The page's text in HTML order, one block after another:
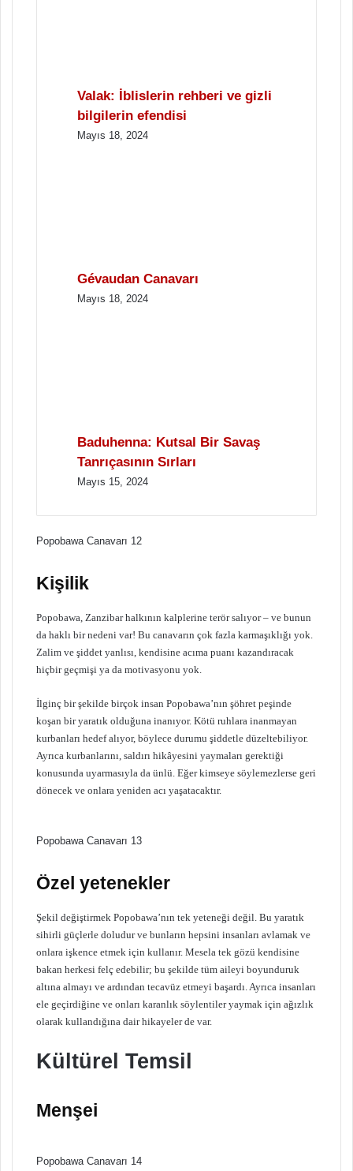
Valak: İblislerin rehberi ve gizli
bilgilerin efendisi
Mayıs 18, 2024
Gévaudan Canavarı
Mayıs 18, 2024
Baduhenna: Kutsal Bir Savaş
Tanrıçasının Sırları
Mayıs 15, 2024
Popobawa Canavarı 12
Kişilik
Popobawa, Zanzibar halkının kalplerine terör salıyor – ve bunun
da haklı bir nedeni var! Bu canavarın çok fazla karmaşıklığı yok.
Zalim ve şiddet yanlısı, kendisine acıma puanı kazandıracak
hiçbir geçmişi ya da motivasyonu yok.
İlginç bir şekilde birçok insan Popobawa’nın şöhret peşinde
koşan bir yaratık olduğuna inanıyor. Kötü ruhlara inanmayan
kurbanları hedef alıyor, böylece durumu şiddetle düzeltebiliyor.
Ayrıca kurbanlarını, saldırı hikâyesini yaymaları gerektiği
konusunda uyarmasıyla da ünlü. Eğer kimseye söylemezlerse geri
dönecek ve onlara yeniden acı yaşatacaktır.
Popobawa Canavarı 13
Özel yetenekler
Şekil değiştirmek Popobawa’nın tek yeteneği değil. Bu yaratık
sihirli güçlerle doludur ve bunların hepsini insanları avlamak ve
onlara işkence etmek için kullanır. Mesela tek gözü kendisine
bakan herkesi felç edebilir; bu şekilde tüm aileyi boyunduruk
altına almayı ve ardından tecavüz etmeyi başardı. Ayrıca insanları
ele geçirdiğine ve onları karanlık söylentiler yaymak için ağızlık
olarak kullandığına dair hikayeler de var.
Kültürel Temsil
Menşei
Popobawa Canavarı 14